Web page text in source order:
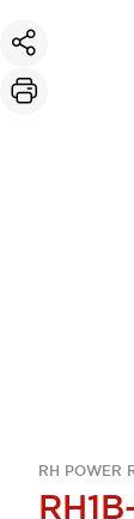
RH POWER